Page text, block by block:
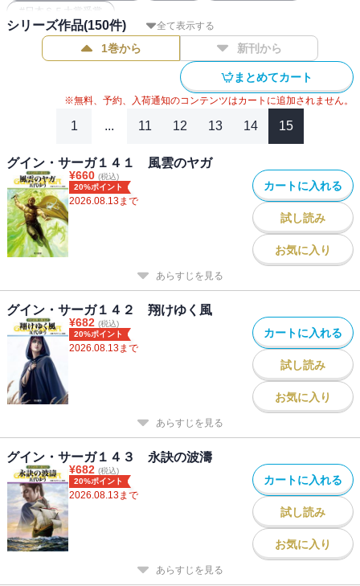
# 日本ＳＦ大賞受賞
全て表示する
シリーズ作品(150件)
1巻から 新刊から
まとめてカート
※無料、予約、入荷通知のコンテンツはカートに追加されません。
1 ... 11 12 13 14 15
グイン・サーガ１４１ 風雲のヤガ
¥660 (税込)
20%ポイント
2026.08.13まで
カートに入れる
試し読み
お気に入り
あらすじを見る
グイン・サーガ１４２ 翔けゆく風
¥682 (税込)
20%ポイント
2026.08.13まで
カートに入れる
試し読み
お気に入り
あらすじを見る
グイン・サーガ１４３ 永訣の波濤
¥682 (税込)
20%ポイント
2026.08.13まで
カートに入れる
試し読み
お気に入り
あらすじを見る